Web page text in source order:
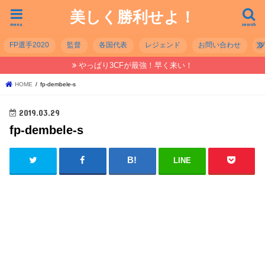
美しく勝利せよ！ search
menu
FP選手2020 監督 各国代表 レジェンド お問い合わせ
やっぱり3CFが最強！早く来い！
HOME fp-dembele-s
2019.03.29
fp-dembele-s
LINE